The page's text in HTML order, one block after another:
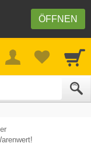
ÖFFNEN